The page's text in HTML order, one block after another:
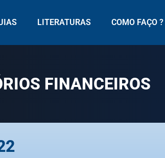
LITERATURAS COMO FAÇO ?
FINANCEIROS